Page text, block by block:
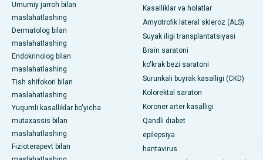
Umumiy jarroh bilan
maslahatlashing
Dermatolog bilan
maslahatlashing
Endokrinolog bilan
maslahatlashing
Tish shifokori bilan
maslahatlashing
Yuqumli kasalliklar bo'yicha
mutaxassis bilan
maslahatlashing
Fizioterapevt bilan
Kasalliklar va holatlar
Amyotrofik lateral skleroz (ALS)
Suyak iligi transplantatsiyasi
Brain saratoni
ko'krak bezi saratoni
Surunkali buyrak kasalligi (CKD)
Kolorektal saraton
Koroner arter kasalligi
Qandli diabet
epilepsiya
hantavirus